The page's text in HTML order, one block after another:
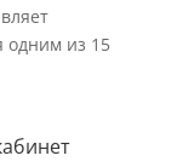
одним из 15